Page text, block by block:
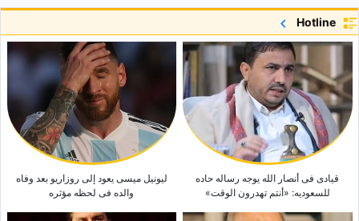
اکتشف دالیان، الصین: دلیل إلى أبرز المعالم السیاحیه التی تستحق الزیاره
ماذا لو کان الشات بوت الذی تتحدث معه مجرد إنسان خلف لوحه مفاتیح؟
طریقه إعداد حساء الیقطین الکریمی: حساء لذیذ ومغذٍ للأیام البارده
«Muse Code» یصل إلى المطورین.. میتا تفتح جبهه جدیده فی سباق الذکاء
الاصطناعی
Hotline
قیادی فی أنصار الله یوجه رساله حاده
للسعودیه: «أنتم تهدرون الوقت»
لیونیل میسی یعود إلى روزاریو بعد وفاه
والده فی لحظه مؤثره